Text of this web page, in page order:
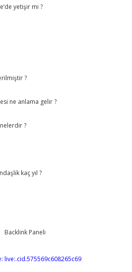
yetişir mi ?
?
ne anlama gelir ?
?
kaç yıl ?
live:.cid.575569c608265c69